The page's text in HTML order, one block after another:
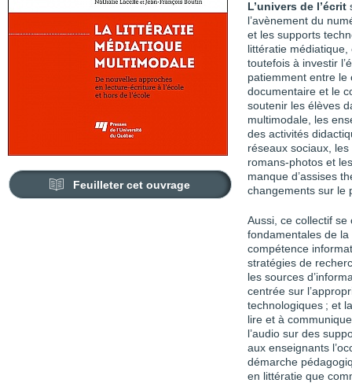
Feuilleter cet ouvrage
L’univers de l’écrit
l’avènement du
et les supports
littératie
toutefois à investir
patiemment entre le
documentaire et le
soutenir les élèves
multimodale, les
des activités
réseaux sociaux,
romans-photos et
manque d’assises
changements sur le
Aussi, ce collectif
fondamentales de
compétence
stratégies de
les sources
centrée sur
technologiques ; et
lire et à
l’audio sur des
aux enseignants
démarche
en littératie que